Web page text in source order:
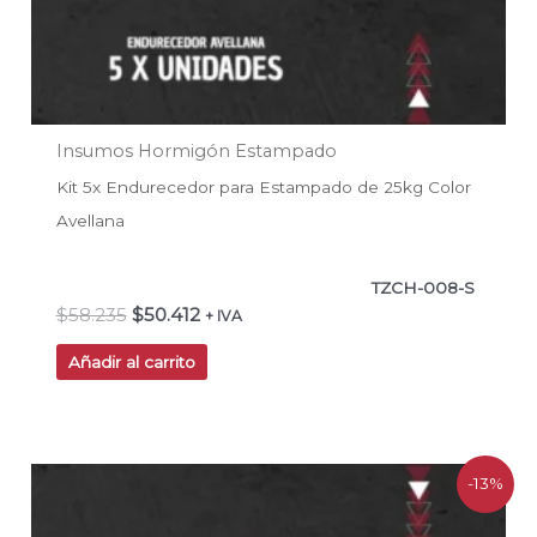
Insumos Hormigón Estampado
Kit 5x Endurecedor para Estampado de 25kg Color
Avellana
TZCH-008-S
$58.235 $50.412 + IVA
Añadir al carrito
-13%